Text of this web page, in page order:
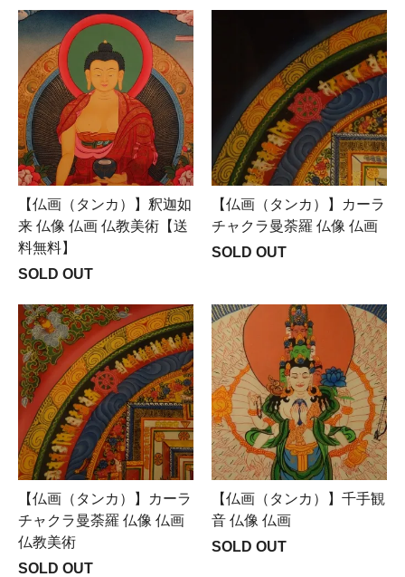
【仏画（タンカ）】釈迦如
来 仏像 仏画 仏教美術【送
料無料】
SOLD OUT
【仏画（タンカ）】カーラ
チャクラ曼荼羅 仏像 仏画
SOLD OUT
【仏画（タンカ）】カーラ
チャクラ曼荼羅 仏像 仏画
仏教美術
SOLD OUT
【仏画（タンカ）】千手観
音 仏像 仏画
SOLD OUT